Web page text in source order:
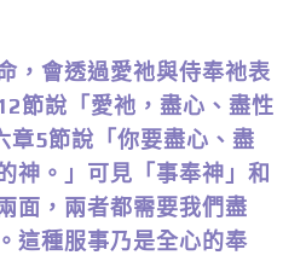
，會透過愛祂與侍奉祂表
節說「愛祂，盡心、盡性
章5節說「你要盡心、盡
神。」可見「事奉神」和
面，兩者都需要我們盡
這種服事乃是全心的奉